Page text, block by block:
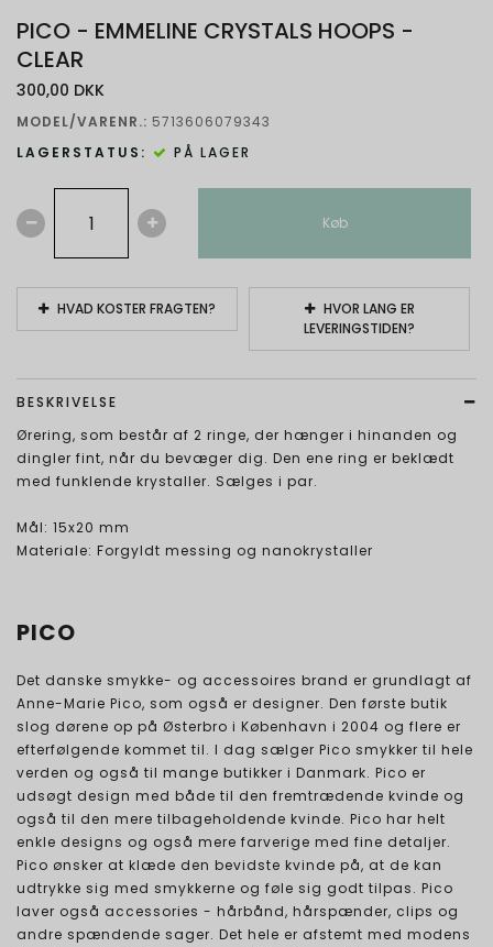
PICO - EMMELINE CRYSTALS HOOPS -
CLEAR
300,00 DKK
MODEL/VARENR.: 5713606079343
LAGERSTATUS:
PÅ LAGER
Køb
HVAD KOSTER FRAGTEN?
HVOR LANG ER
LEVERINGSTIDEN?
BESKRIVELSE
Ørering, som består af 2 ringe, der hænger i hinanden og
dingler fint, når du bevæger dig. Den ene ring er beklædt
med funklende krystaller. Sælges i par.
Mål: 15x20 mm
Materiale: Forgyldt messing og nanokrystaller
PICO
Det danske smykke- og accessoires brand er grundlagt af
Anne-Marie Pico, som også er designer. Den første butik
slog dørene op på Østerbro i København i 2004 og flere er
efterfølgende kommet til. I dag sælger Pico smykker til hele
verden og også til mange butikker i Danmark. Pico er
udsøgt design med både til den fremtrædende kvinde og
også til den mere tilbageholdende kvinde. Pico har helt
enkle designs og også mere farverige med fine detaljer.
Pico ønsker at klæde den bevidste kvinde på, at de kan
udtrykke sig med smykkerne og føle sig godt tilpas. Pico
laver også accessories - hårbånd, hårspænder, clips og
andre spændende sager. Det hele er afstemt med modens